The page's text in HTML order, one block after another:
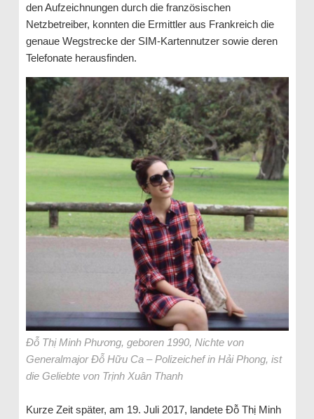
den Aufzeichnungen durch die französischen
Netzbetreiber, konnten die Ermittler aus Frankreich die
genaue Wegstrecke der SIM-Kartennutzer sowie deren
Telefonate herausfinden.
Đỗ Thị Minh Phương, geboren 1990, Nichte von
Generalmajor Đỗ Hữu Ca – Polizeichef in Hải Phong, ist
die Geliebte von Trịnh Xuân Thanh
Kurze Zeit später, am 19. Juli 2017, landete Đỗ Thị Minh